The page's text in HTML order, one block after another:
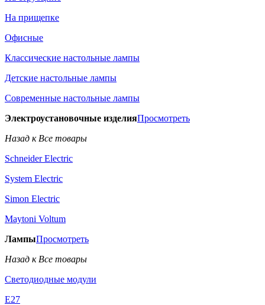
На прищепке
Офисные
Классические настольные лампы
Детские настольные лампы
Современные настольные лампы
Электроустановочные изделияПросмотреть
Назад к Все товары
Schneider Electric
System Electric
Simon Electric
Maytoni Voltum
ЛампыПросмотреть
Назад к Все товары
Светодиодные модули
E27